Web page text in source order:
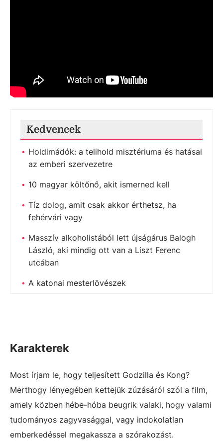
Kedvencek
Holdimádók: a telihold misztériuma és hatásai
az emberi szervezetre
10 magyar költőnő, akit ismerned kell
Tíz dolog, amit csak akkor érthetsz, ha
fehérvári vagy
Masszív alkoholistából lett újságárus Balogh
László, aki mindig ott van a Liszt Ferenc
utcában
A katonai mesterlövészek
Karakterek
Most írjam le, hogy teljesített Godzilla és Kong?
Merthogy lényegében kettejük zúzásáról szól a film,
amely közben hébe-hóba beugrik valaki, hogy valami
tudományos zagyvasággal, vagy indokolatlan
emberkedéssel megakassza a szórakozást.